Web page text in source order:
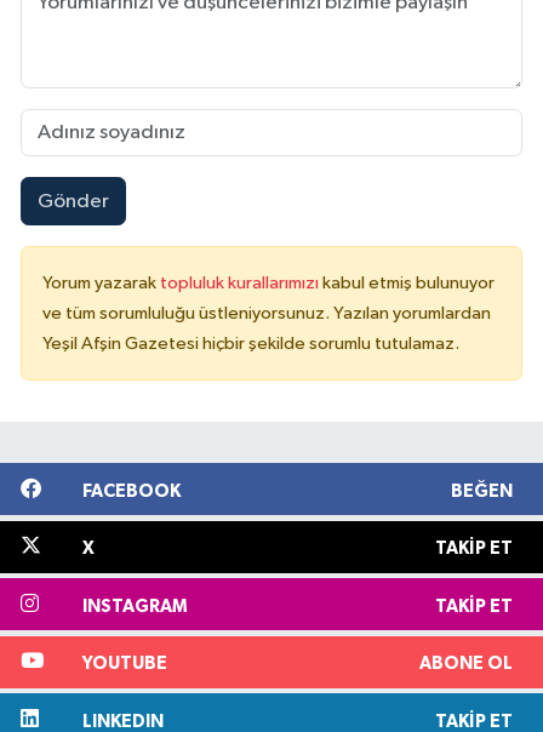
Gönder
Yorum yazarak topluluk kurallarımızı kabul etmiş bulunuyor
ve tüm sorumluluğu üstleniyorsunuz. Yazılan yorumlardan
Yeşil Afşin Gazetesi hiçbir şekilde sorumlu tutulamaz.
FACEBOOK BEĞEN
X TAKIP ET
INSTAGRAM TAKIP ET
YOUTUBE ABONE OL
LINKEDIN TAKIP ET